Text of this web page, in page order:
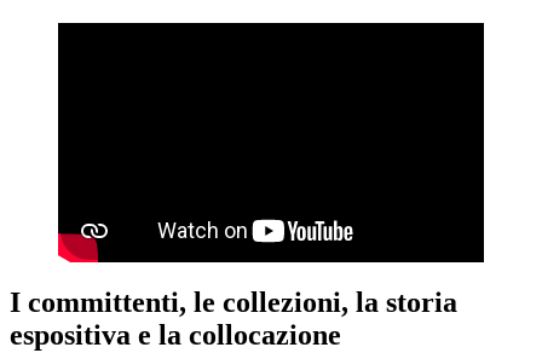
I committenti, le collezioni, la storia
espositiva e la collocazione